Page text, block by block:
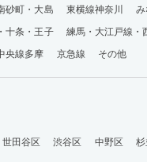
砂町・大島 東横線神奈川
十条・王子
練馬・大江戸線・
央線多摩 京急線 その他
世田谷区 渋谷区 中野区 杉